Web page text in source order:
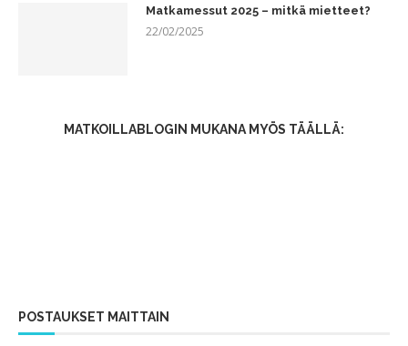
Matkamessut 2025 – mitkä mietteet?
22/02/2025
MATKOILLABLOGIN MUKANA MYÖS TÄÄLLÄ:
POSTAUKSET MAITTAIN